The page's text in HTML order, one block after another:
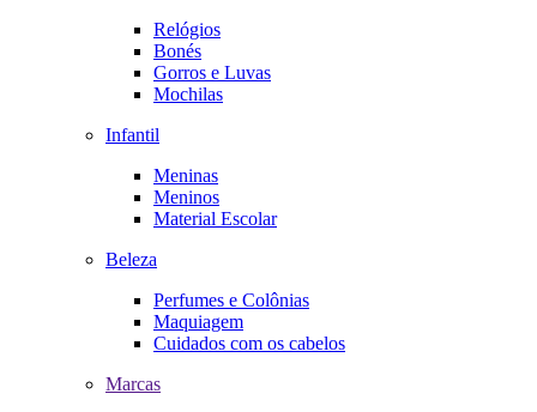
Relógios
Bonés
Gorros e Luvas
Mochilas
Infantil
Meninas
Meninos
Material Escolar
Beleza
Perfumes e Colônias
Maquiagem
Cuidados com os cabelos
Marcas